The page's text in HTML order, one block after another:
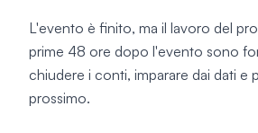
L'evento è finito, ma il lavoro del
prime 48 ore dopo l'evento sono
chiudere i conti, imparare dai dati e
prossimo.